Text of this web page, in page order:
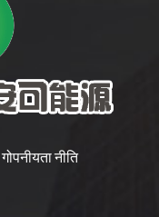
गोपनीयता नीति